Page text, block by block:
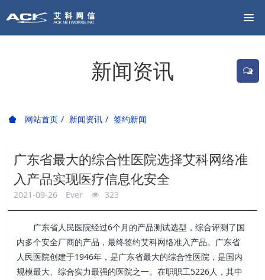
新闻资讯
网站首页 新闻资讯 签约新闻
广东省最大的综合性医院选择艾科网络准
入产品实现医疗信息化安全
2021-09-26 Ever 323
广东省人民医院经过6个月的产品测试选型，综合评测了国
内多个安全厂商的产品，最终签约艾科网络准入产品。广东省
人民医院创建于1946年，是广东省最大的综合性医院，是国内
规模最大、综合实力最强的医院之一。在职职工5226人，其中